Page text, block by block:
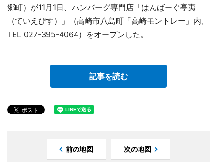
郷町）が11月1日、ハンバーグ専門店「はんばーぐ亭夷
（ていえびす）」（高崎市八島町「高崎モントレー」内、
TEL 027-395-4064）をオープンした。
記事を読む
前の地図 次の地図